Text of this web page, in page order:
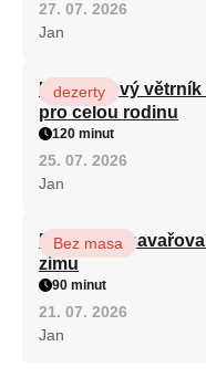
27. 07. 2026
Jan
Karamelový
pro celou rodinu
dezerty
120 minut
25. 07. 2026
Jan
Babiččino
zimu
Bez masa
90 minut
21. 07. 2026
Jan